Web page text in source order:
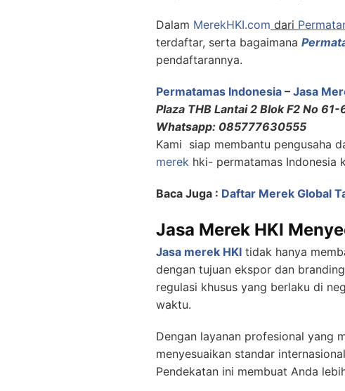
Dalam MerekHKI.com dari
terdaftar, serta bagaimana
pendaftarannya.
Permatamas Indonesia – Jasa
Plaza THB Lantai 2 Blok F2 No
Whatsapp: 085777630555
Kami siap membantu pengusaha
merek hki- permatamas Indonesia
Baca Juga : Daftar Merek Global
Jasa Merek HKI
Jasa merek HKI tidak hanya
dengan tujuan ekspor dan
regulasi khusus yang berlaku di
waktu.
Dengan layanan profesional yang
menyesuaikan standar
Pendekatan ini membuat Anda